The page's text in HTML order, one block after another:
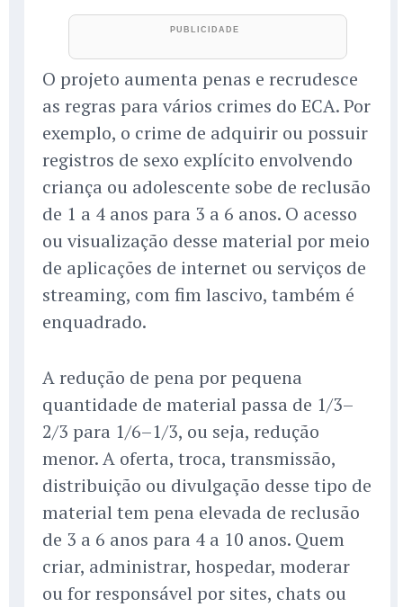
O projeto aumenta penas e recrudesce
as regras para vários crimes do ECA. Por
exemplo, o crime de adquirir ou possuir
registros de sexo explícito envolvendo
criança ou adolescente sobe de reclusão
de 1 a 4 anos para 3 a 6 anos. O acesso
ou visualização desse material por meio
de aplicações de internet ou serviços de
streaming, com fim lascivo, também é
enquadrado.
A redução de pena por pequena
quantidade de material passa de 1/3–
2/3 para 1/6–1/3, ou seja, redução
menor. A oferta, troca, transmissão,
distribuição ou divulgação desse tipo de
material tem pena elevada de reclusão
de 3 a 6 anos para 4 a 10 anos. Quem
criar, administrar, hospedar, moderar
ou for responsável por sites, chats ou